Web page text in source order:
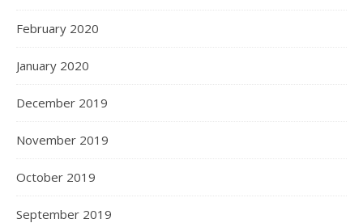
February 2020
January 2020
December 2019
November 2019
October 2019
September 2019